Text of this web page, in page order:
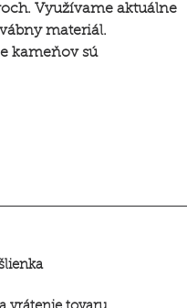
Využívame aktuálne
materiál.
kameňov sú